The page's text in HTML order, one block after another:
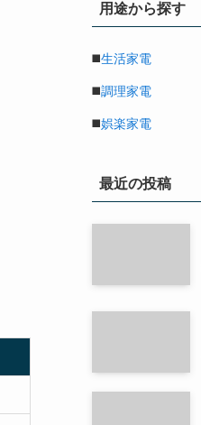
用途から探す
◼️生活家電
◼️調理家電
◼️娯楽家電
最近の投稿